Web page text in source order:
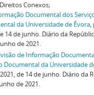
Conexos;
Documental dos
da Universidade de Évora,
14 de junho. Diário da
de 2021.
de Informação
Documental da Universidade
de 14 de junho. Diário da
de 2021.